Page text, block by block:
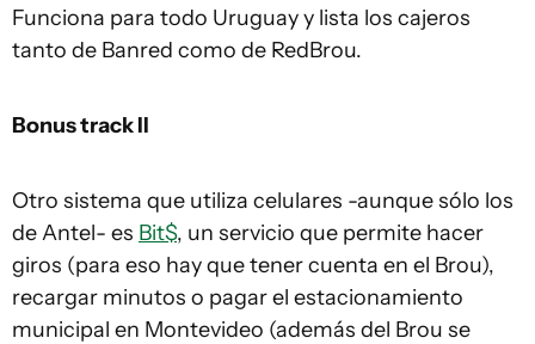
Funciona para todo Uruguay y lista los cajeros
tanto de Banred como de RedBrou.
Bonus track II
Otro sistema que utiliza celulares -aunque sólo los
de Antel- es Bit$, un servicio que permite hacer
giros (para eso hay que tener cuenta en el Brou),
recargar minutos o pagar el estacionamiento
municipal en Montevideo (además del Brou se